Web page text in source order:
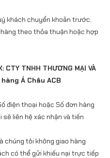
khách chuyển khoản trước,
theo thỏa thuận hoặc hợp
CTY TNHH THƯƠNG MẠI VÀ
Á Châu ACB
điện thoại hoặc Số đơn hàng
liên hệ xác nhận và tiến
chúng tôi không giao hàng
có thể gửi khiếu nại trực tiếp